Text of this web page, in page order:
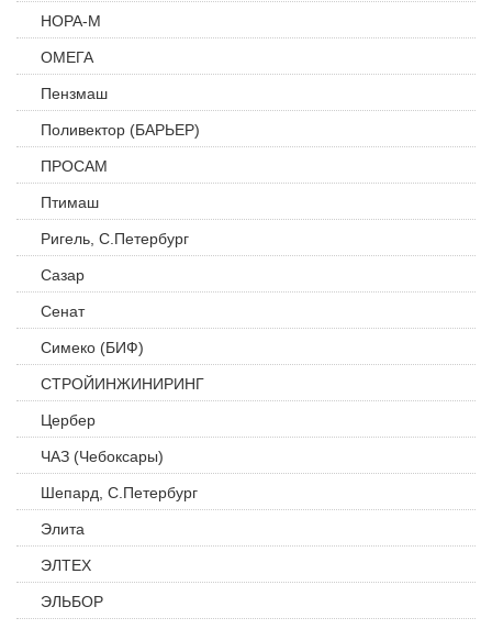
НОРА-М
ОМЕГА
Пензмаш
Поливектор (БАРЬЕР)
ПРОСАМ
Птимаш
Ригель, С.Петербург
Сазар
Сенат
Симеко (БИФ)
СТРОЙИНЖИНИРИНГ
Цербер
ЧАЗ (Чебоксары)
Шепард, С.Петербург
Элита
ЭЛТЕХ
ЭЛЬБОР